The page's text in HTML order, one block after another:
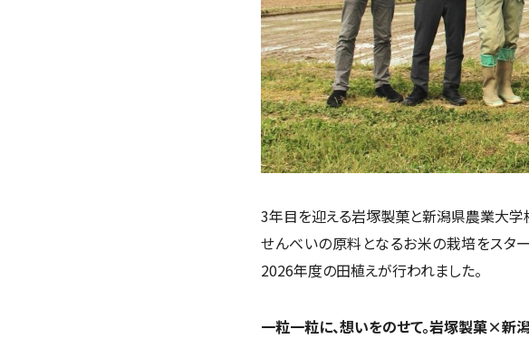
3年目を迎える岩塚製菓と新潟県農業大学
せんべいの原料となるお米の栽培をスタ
2026年度の田植えが行われました。
一粒一粒に、想いをのせて。岩塚製菓×新